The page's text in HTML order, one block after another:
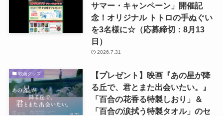
サマー・キャンペーン」開催記
念！オリジナル トトロの手ぬぐい
を3名様に☆（応募締切：8月13
日）
2026.7.31
映画グッズ
【プレゼント】映画『あの星が降
る丘で、君とまた出会いたい。』
「百合の花香る特製しおり」＆
「百合の涙拭う特製タオル」のセ